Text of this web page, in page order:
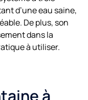
d’une eau saine,
De plus, son
dans la
à utiliser.
à